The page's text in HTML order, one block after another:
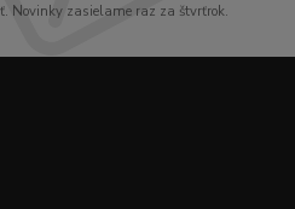
Novinky zasielame raz za štvrťrok.